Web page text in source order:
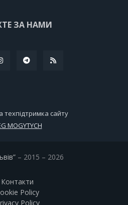
ЗА НАМИ
техпідтримка сайту
MOGYTYCH
– 2015 – 2026
Контакти
Policy
Policy